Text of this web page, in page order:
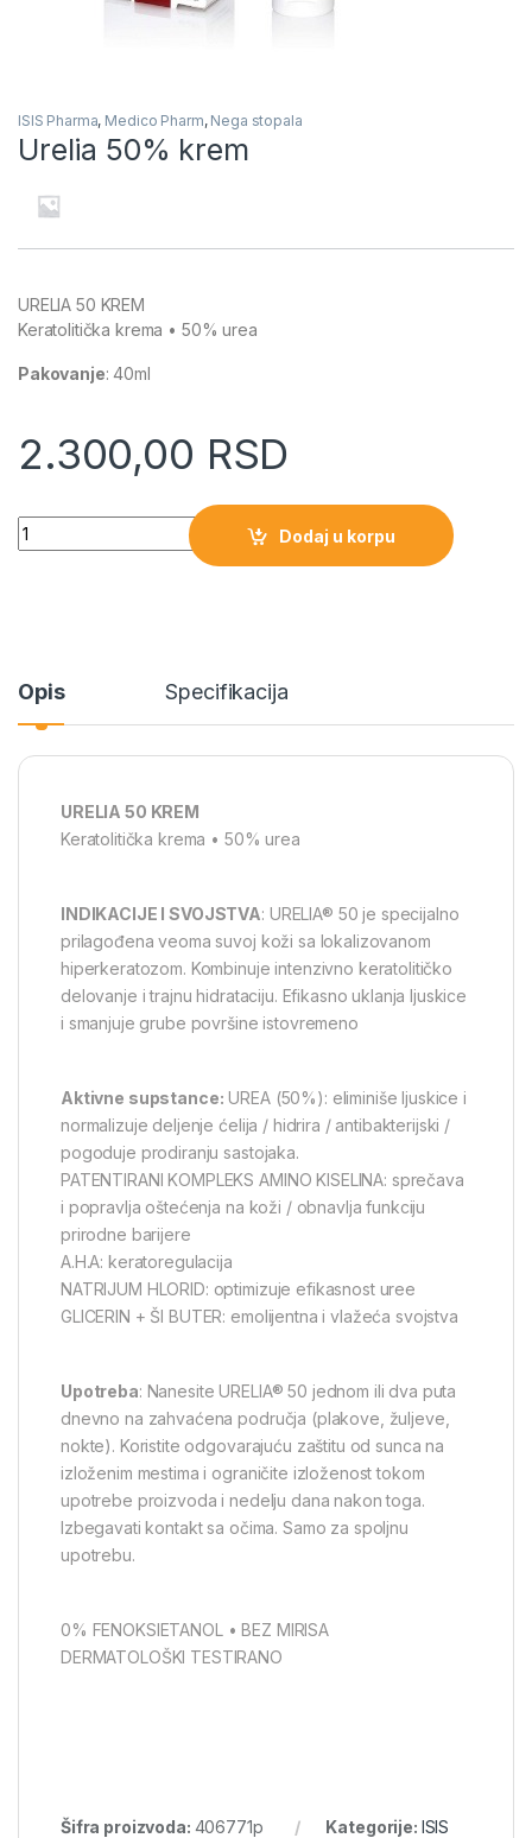
ISIS Pharma, Medico Pharm, Nega stopala
Urelia 50% krem
URELIA 50 KREM
Keratolitička krema • 50% urea
Pakovanje: 40ml
2.300,00 RSD
Quantity
Dodaj u korpu
Opis Specifikacija
URELIA 50 KREM
Keratolitička krema • 50% urea
INDIKACIJE I SVOJSTVA: URELIA® 50 je specijalno
prilagođena veoma suvoj koži sa lokalizovanom
hiperkeratozom. Kombinuje intenzivno keratolitičko
delovanje i trajnu hidrataciju. Efikasno uklanja ljuskice
i smanjuje grube površine istovremeno
Aktivne supstance: UREA (50%): eliminiše ljuskice i
normalizuje deljenje ćelija / hidrira / antibakterijski /
pogoduje prodiranju sastojaka.
PATENTIRANI KOMPLEKS AMINO KISELINA: sprečava
i popravlja oštećenja na koži / obnavlja funkciju
prirodne barijere
A.H.A: keratoregulacija
NATRIJUM HLORID: optimizuje efikasnost uree
GLICERIN + ŠI BUTER: emolijentna i vlažeća svojstva
Upotreba: Nanesite URELIA® 50 jednom ili dva puta
dnevno na zahvaćena područja (plakove, žuljeve,
nokte). Koristite odgovarajuću zaštitu od sunca na
izloženim mestima i ograničite izloženost tokom
upotrebe proizvoda i nedelju dana nakon toga.
Izbegavati kontakt sa očima. Samo za spoljnu
upotrebu.
0% FENOKSIETANOL • BEZ MIRISA
DERMATOLOŠKI TESTIRANO
Šifra proizvoda: 406771p Kategorije: ISIS